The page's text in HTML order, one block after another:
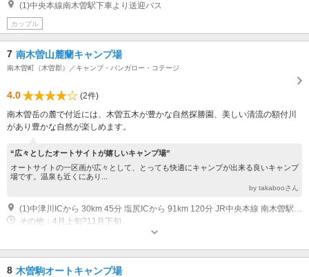
(1)中央本線南木曽駅下車より送迎バス
カップル
7 南木曽山麓蘭キャンプ場
南木曽町（木曽郡）／キャンプ・バンガロー・コテージ
4.0
(2件)
南木曽岳の麓で付近には、木曽五木が豊かな自然探勝園、美しい清流の額付川
があり豊かな自然が楽しめます。
“広々としたオートサイトが嬉しいキャンプ場”
オートサイトの一区画が広々として、とっても快適にキャンプが出来る良いキャンプ
場です。温泉も近くにあり...
by takabooさん
その他：4月上旬?11月下旬
8 木曽駒オートキャンプ場